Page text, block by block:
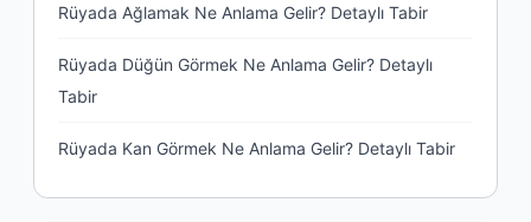
Rüyada Ağlamak Ne Anlama Gelir? Detaylı Tabir
Rüyada Düğün Görmek Ne Anlama Gelir? Detaylı
Tabir
Rüyada Kan Görmek Ne Anlama Gelir? Detaylı Tabir